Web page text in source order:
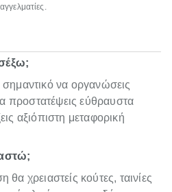
σημαντικό να οργανώσεις
προστατέψεις εύθραυστα
αξιόπιστη μεταφορική
θα χρειαστείς κούτες, ταινίες